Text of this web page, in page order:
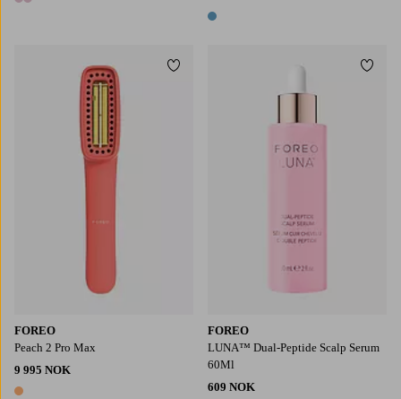
2 farger
1 farge
FOREO
Peach 2 Pro Max
9 995 NOK
Legg til favoritter
FOREO
LUNA™ Dual-Peptide Scalp Serum
60Ml
609 NOK